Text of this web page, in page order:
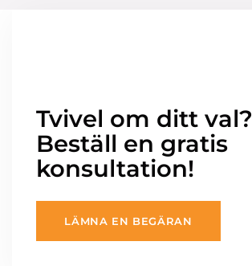
Tvivel om ditt val?
Beställ en gratis
konsultation!
LÄMNA EN BEGÄRAN